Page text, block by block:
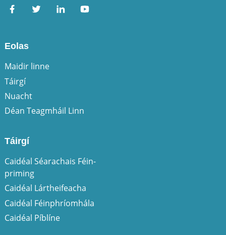
Eolas
Maidir linne
Táirgí
Nuacht
Déan Teagmháil Linn
Táirgí
Caidéal Séarachais Féin-
priming
Caidéal Lártheifeacha
Caidéal Féinphríomhála
Caidéal Píblíne